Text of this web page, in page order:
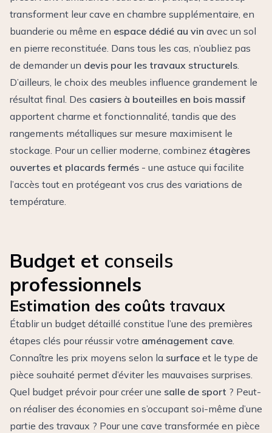
transforment leur cave en chambre supplémentaire, en
buanderie ou même en espace dédié au vin avec un sol
en pierre reconstituée. Dans tous les cas, n’oubliez pas
de demander un devis pour les travaux structurels.
D’ailleurs, le choix des meubles influence grandement le
résultat final. Des casiers à bouteilles en bois massif
apportent charme et fonctionnalité, tandis que des
rangements métalliques sur mesure maximisent le
stockage. Pour un cellier moderne, combinez étagères
ouvertes et placards fermés - une astuce qui facilite
l’accès tout en protégeant vos crus des variations de
température.
Budget et conseils
professionnels
Estimation des coûts travaux
Établir un budget détaillé constitue l’une des premières
étapes clés pour réussir votre aménagement cave.
Connaître les prix moyens selon la surface et le type de
pièce souhaité permet d’éviter les mauvaises surprises.
Quel budget prévoir pour créer une salle de sport ? Peut-
on réaliser des économies en s’occupant soi-même d’une
partie des travaux ? Pour une cave transformée en pièce